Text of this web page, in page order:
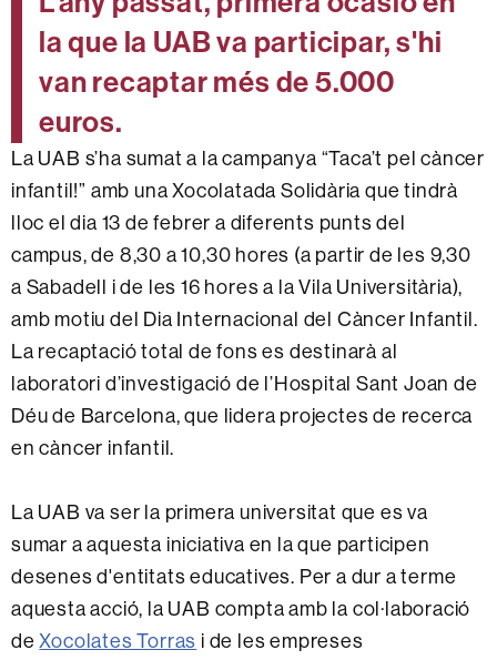
la que la UAB va participar, s'hi
van recaptar més de 5.000
euros.
La UAB s’ha sumat a la campanya “Taca’t pel càncer
infantil!” amb una Xocolatada Solidària que tindrà
lloc el dia 13 de febrer a diferents punts del
campus, de 8,30 a 10,30 hores (a partir de les 9,30
a Sabadell i de les 16 hores a la Vila Universitària),
amb motiu del Dia Internacional del Càncer Infantil.
La recaptació total de fons es destinarà al
laboratori d’investigació de l’Hospital Sant Joan de
Déu de Barcelona, que lidera projectes de recerca
en càncer infantil.
La UAB va ser la primera universitat que es va
sumar a aquesta iniciativa en la que participen
desenes d'entitats educatives. Per a dur a terme
aquesta acció, la UAB compta amb la col·laboració
deXocolates Torras i de les empreses